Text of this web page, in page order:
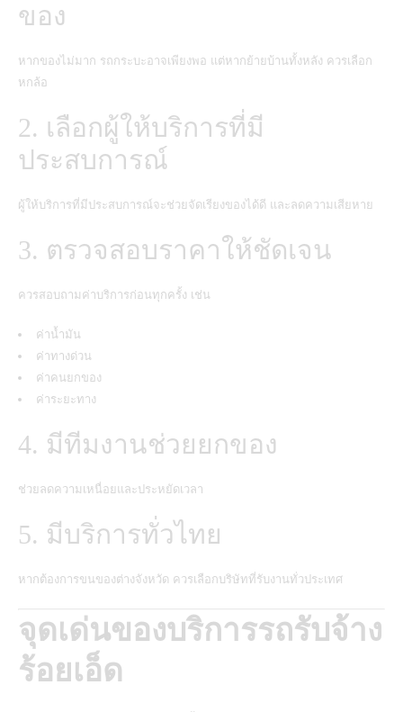
ของ
หากของไม่มาก รถกระบะอาจเพียงพอ แต่หากย้ายบ้านทั้งหลัง ควรเลือก
หกล้อ
2. เลือกผู้ให้บริการที่มี
ประสบการณ์
ผู้ให้บริการที่มีประสบการณ์จะช่วยจัดเรียงของได้ดี และลดความเสียหาย
3. ตรวจสอบราคาให้ชัดเจน
ควรสอบถามค่าบริการก่อนทุกครั้ง เช่น
ค่าน้ำมัน
ค่าทางด่วน
ค่าคนยกของ
ค่าระยะทาง
4. มีทีมงานช่วยยกของ
ช่วยลดความเหนื่อยและประหยัดเวลา
5. มีบริการทั่วไทย
หากต้องการขนของต่างจังหวัด ควรเลือกบริษัทที่รับงานทั่วประเทศ
จุดเด่นของบริการรถรับจ้าง
ร้อยเอ็ด